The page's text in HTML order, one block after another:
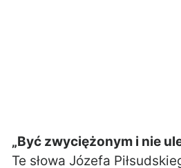
„Być zwyciężonym i nie
Te słowa Józefa